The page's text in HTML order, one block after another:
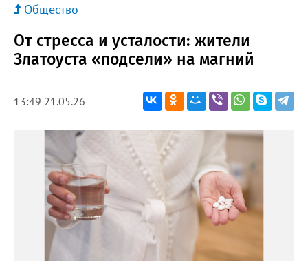
Общество
От стресса и усталости: жители
Златоуста «подсели» на магний
13:49 21.05.26